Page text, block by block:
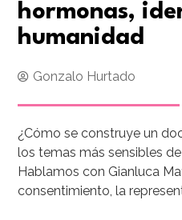
hormonas,
humanidad
Gonzalo Hurtado
¿Cómo se construye un
los temas más sensibles
Hablamos con Gianluca
consentimiento, la